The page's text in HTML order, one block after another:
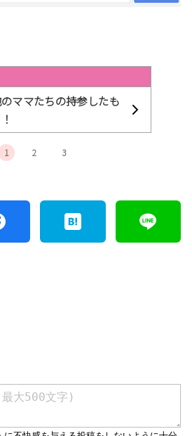
ママたちの持参したも
1 2 3